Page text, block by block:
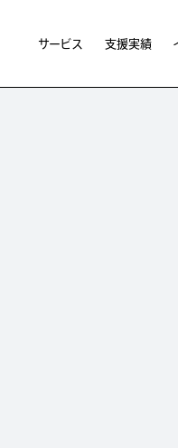
サービス 支援実績